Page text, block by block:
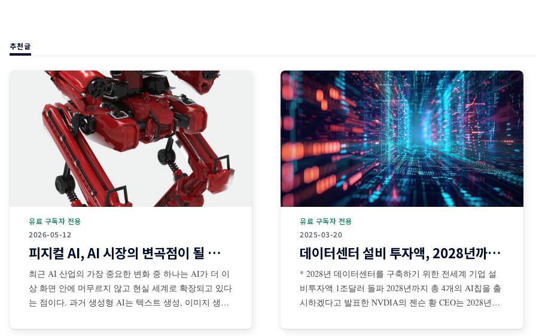
추천글
2026-05-12
유료 구독자 전용
피지컬 AI, AI 시장의 변곡점이 될 것인가?
최근 AI 산업의 가장 중요한 변화 중 하나는 AI가 더 이
상 화면 안에 머무르지 않고 현실 세계로 확장되고 있다
는 점이다. 과거 생성형 AI는 텍스트 생성, 이미지 생성,
왔다. 그러나 최근에는 센서·카메라·로봇·자율주행 시스
2025-03-20
유료 구독자 전용
데이터센터 설비 투자액, 2028년까지 1조달러 돌파
* 2028년 데이터센터를 구축하기 위한 전세계 기업 설
비투자액 1조달러 돌파 2028년까지 총 4개의 AI칩을 출
시하겠다고 발표한 NVDIA의 젠슨 황 CEO는 2028년까
투자액이 총 1조달러에 이를 것이라고 전망 젠슨 황은